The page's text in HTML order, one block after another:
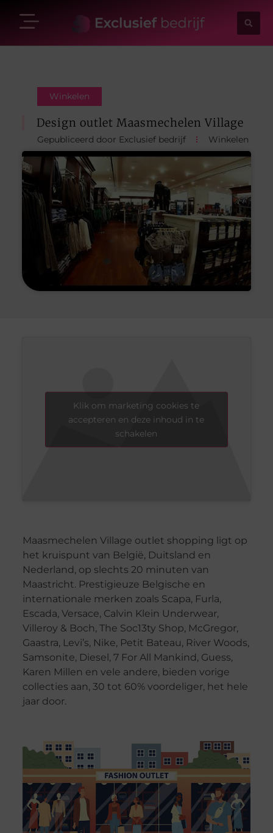
Winkelen
Design outlet Maasmechelen Village
Gepubliceerd door Exclusief bedrijf Winkelen
Klik om marketing cookies te
accepteren en deze inhoud in te
schakelen
Maasmechelen Village outlet shopping ligt op
het kruispunt van België, Duitsland en
Nederland, op slechts 20 minuten van
Maastricht. Prestigieuze Belgische en
internationale merken zoals Scapa, Furla,
Escada, Versace, Calvin Klein Underwear,
Villeroy & Boch, The Soc13ty Shop, McGregor,
Gaastra, Levi’s, Nike, Petit Bateau, River Woods,
Samsonite, Diesel, 7 For All Mankind, Guess,
Karen Millen en vele andere, bieden vorige
collecties aan, 30 tot 60% voordeliger, het hele
jaar door.